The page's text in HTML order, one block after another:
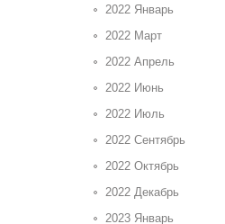
2022 Январь
2022 Март
2022 Апрель
2022 Июнь
2022 Июль
2022 Сентябрь
2022 Октябрь
2022 Декабрь
2023 Январь